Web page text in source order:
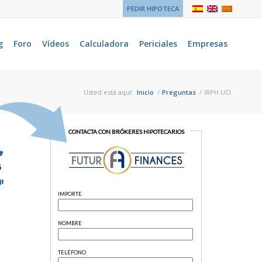
PEDIR HIPOTECA
Foro Vídeos Calculadora Periciales Empresas
Usted está aquí: Inicio / Preguntas / IRPH UCI